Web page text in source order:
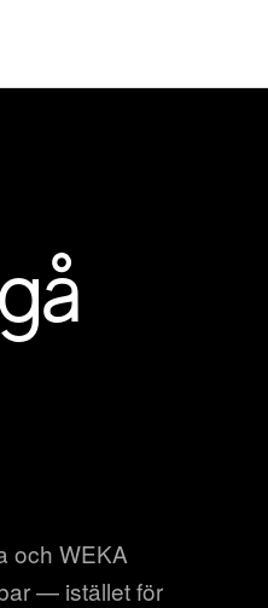
och WEKA
— istället för